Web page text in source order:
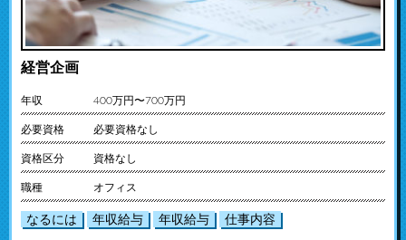
経営企画
年収 400万円〜700万円
必要資格 必要資格なし
資格区分 資格なし
職種 オフィス
なるには 年収給与 年収給与 仕事内容